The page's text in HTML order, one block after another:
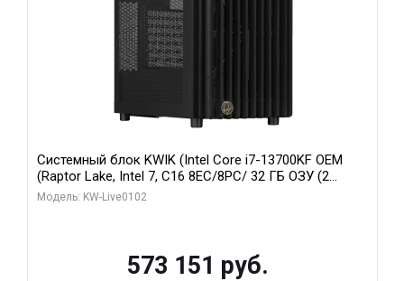
Системный блок KWIK (Intel Core i7-13700KF OEM
(Raptor Lake, Intel 7, C16 8EC/8PC/ 32 ГБ ОЗУ (2
модуля)/ Afox RTX4090 24GB GDDR6X 384-Bit 3xDP
Модель: KW-Live0102
573 151 руб.